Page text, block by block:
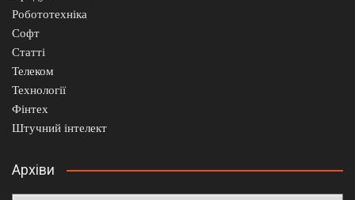
Робототехніка
Софт
Статті
Телеком
Технології
Фінтех
Штучний інтелект
Архіви